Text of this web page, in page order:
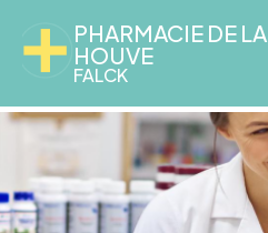
PHARMACIE DE LA
HOUVE
FALCK